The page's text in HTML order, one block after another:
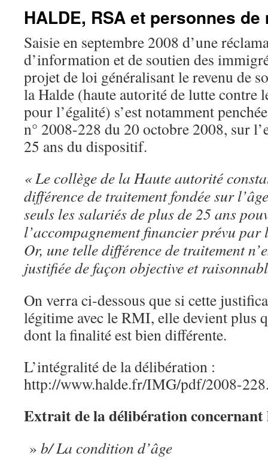
HALDE, RSA et personnes
Saisie en septembre 2008 d’une
d’information et de soutien des
projet de loi généralisant le revenu de
la Halde (haute autorité de lutte contre
pour l’égalité) s’est notamment
n° 2008-228 du 20 octobre 2008, sur
25 ans du dispositif.
« Le collège de la Haute autorité
différence de traitement fondée sur
seuls les salariés de plus de 25 ans
l’accompagnement financier prévu
Or, une telle différence de traitement
justifiée de façon objective et
On verra ci-dessous que si cette
légitime avec le RMI, elle devient plus
dont la finalité est bien différente.
L’intégralité de la délibération :
http://www.halde.fr/IMG/pdf/2008-
Extrait de la délibération concernant
» b/ La condition d’âge